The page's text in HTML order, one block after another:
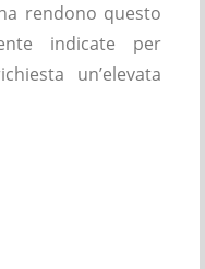
rendono questo
indicate per
un’elevata